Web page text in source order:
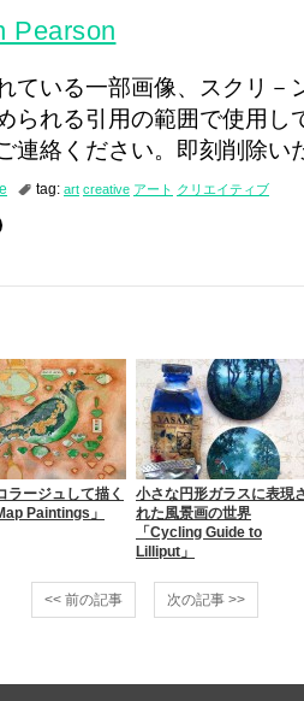
Pearson
ている一部画像、スクリ－
られる引用の範囲で使用し
連絡ください。即刻削除い
tag: art creative アート クリエイティブ
ラージュして描く
Paintings」
小さな円形ガラスに表現
れた風景画の世界
「Cycling Guide to
Lilliput」
<< 前の記事 次の記事 >>